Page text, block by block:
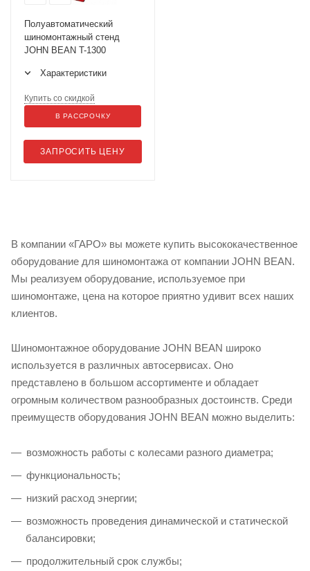
Полуавтоматический
шиномонтажный стенд
JOHN BEAN T-1300
Характеристики
ЗАПРОСИТЬ ЦЕНУ
Купить со скидкой
В РАССРОЧКУ
В компании «ГАРО» вы можете купить высококачественное
оборудование для шиномонтажа от компании JOHN BEAN.
Мы реализуем оборудование, используемое при
шиномонтаже, цена на которое приятно удивит всех наших
клиентов.
Шиномонтажное оборудование JOHN BEAN широко
используется в различных автосервисах. Оно
представлено в большом ассортименте и обладает
огромным количеством разнообразных достоинств. Среди
преимуществ оборудования JOHN BEAN можно выделить:
возможность работы с колесами разного диаметра;
функциональность;
низкий расход энергии;
возможность проведения динамической и статической
балансировки;
продолжительный срок службы;